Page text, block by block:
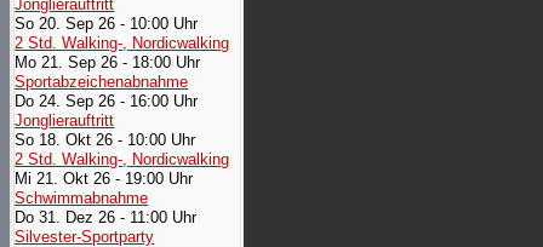
Jonglierauftritt
So 20. Sep 26 - 10:00 Uhr
2 Std. Walking-, Nordicwalking
Mo 21. Sep 26 - 18:00 Uhr
Sportabzeichenabnahme
Do 24. Sep 26 - 16:00 Uhr
Jonglierauftritt
So 18. Okt 26 - 10:00 Uhr
2 Std. Walking-, Nordicwalking
Mi 21. Okt 26 - 19:00 Uhr
Schwimmabnahme
Do 31. Dez 26 - 11:00 Uhr
Silvester-Sportparty